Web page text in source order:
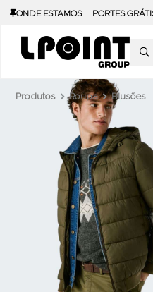
ONDE ESTAMOS PORTES
Produtos Roupa Blusões